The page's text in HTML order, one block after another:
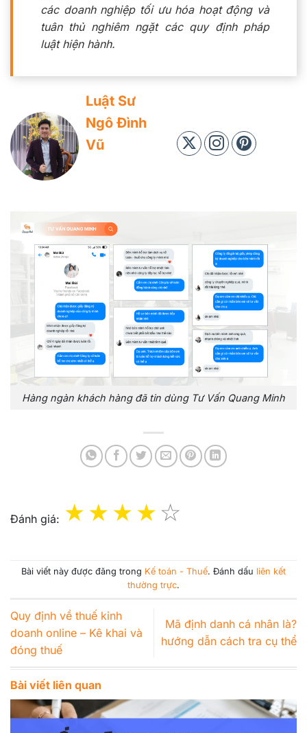
các doanh nghiệp tối ưu hóa hoạt động và
tuân thủ nghiêm ngặt các quy định pháp
luật hiện hành.
Luật Sư
Ngô Đình
Vũ
Hàng ngàn khách hàng đã tin dùng Tư Vấn Quang Minh
Đánh giá:
Bài viết này được đăng trong Kế toán - Thuế. Đánh dấu liên kết
thường trực.
Quy định về thuế kinh
doanh online – Kê khai và
đóng thuế
Mã định danh cá nhân là?
hướng dẫn cách tra cụ thể
Bài viết liên quan